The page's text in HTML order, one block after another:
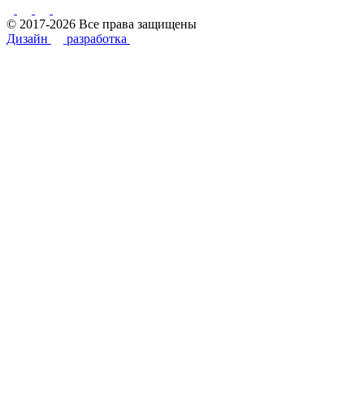
© 2017-2026 Все права защищены
Дизайн
разработка